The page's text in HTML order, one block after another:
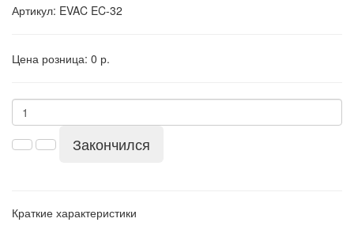
Артикул: EVAC EC-32
Цена розница: 0 р.
Закончился
Краткие характеристики